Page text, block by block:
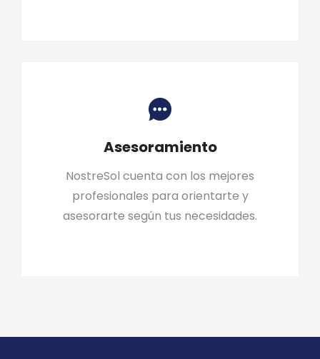
Asesoramiento
NostreSol cuenta con los mejores
profesionales para orientarte y
asesorarte según tus necesidades.